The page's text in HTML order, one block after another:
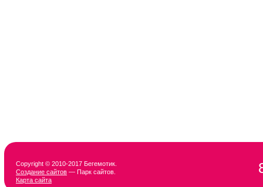
Copyright © 2010-2017 Бегемотик.
Создание сайтов — Парк сайтов.
Карта сайта